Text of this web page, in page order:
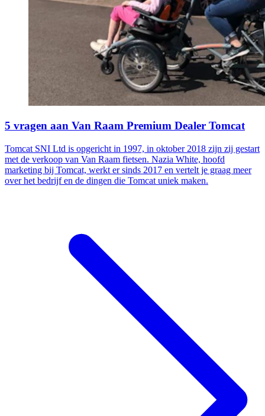
5 vragen aan Van Raam Premium Dealer Tomcat
Tomcat SNI Ltd is opgericht in 1997, in oktober 2018 zijn zij gestart
met de verkoop van Van Raam fietsen. Nazia White, hoofd
marketing bij Tomcat, werkt er sinds 2017 en vertelt je graag meer
over het bedrijf en de dingen die Tomcat uniek maken.